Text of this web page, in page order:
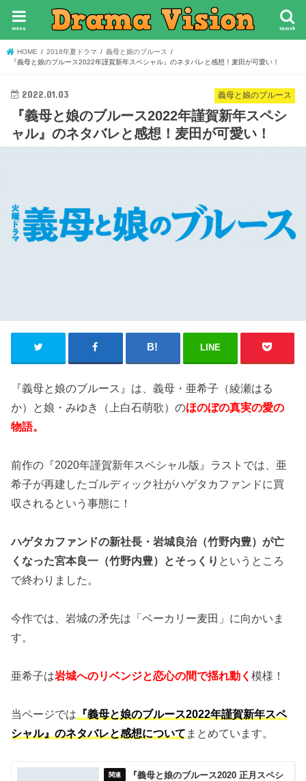
search
menu
HOME 2018年夏ドラマ
義母と娘のブルース
『義母と娘のブルース2022年謹賀新年スペシャル』のネタバレと感想！麦田が可愛い！
義母と娘のブルース
2022.01.03
『義母と娘のブルース2022年謹賀新年スペシ
ャル』のネタバレと感想！麦田が可愛い！
LINE
『義母と娘のブルース』は、義母・亜希子（綾瀬はる
か）と娘・みゆき（上白石萌歌）のほのぼの真実の愛の
物語。
前作の『2020年謹賀新年スペシャル版』ラストでは、亜
希子が再建したゴルディック社がハゲタカファンドに買
収されるという事態に！
ハゲタカファンドの新社長・岩城良治（竹野内豊）が亡
くなった宮本良一（竹野内豊）とそっくり というところ
で終わりました。
今作では、岩城の矛先は「ベーカリー麦田」に向かいま
す。
亜希子は岩城へのリベンジと恋心の間で揺れ動く模様！
当ページでは 『義母と娘のブルース2022年謹賀新年スペ
シャル』のネタバレと感想について まとめています。
『義母と娘のブルース2020 正月スペシ